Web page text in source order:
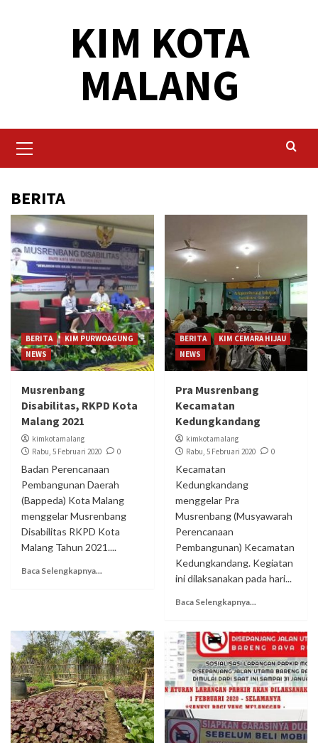
KIM KOTA
MALANG
Menu
BERITA
BERITA
KIM PURWOAGUNG
NEWS
Musrenbang
Disabilitas, RKPD Kota
Malang 2021
kimkotamalang
Rabu, 5 Februari 2020
0
Badan Perencanaan
Pembangunan Daerah
(Bappeda) Kota Malang
menggelar Musrenbang
Disabilitas RKPD Kota
Malang Tahun 2021....
Baca Selengkapnya...
BERITA
KIM CEMARA HIJAU
NEWS
Pra Musrenbang
Kecamatan
Kedungkandang
kimkotamalang
Rabu, 5 Februari 2020
0
Kecamatan
Kedungkandang
menggelar Pra
Musrenbang (Musyawarah
Perencanaan
Pembangunan) Kecamatan
Kedungkandang. Kegiatan
ini dilaksanakan pada hari...
Baca Selengkapnya...